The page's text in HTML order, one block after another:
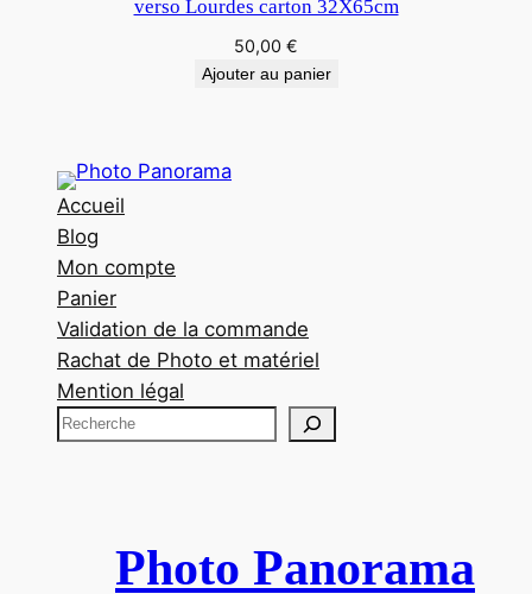
verso Lourdes carton 32X65cm
50,00 €
Ajouter au panier
Accueil
Blog
Mon compte
Panier
Validation de la commande
Rachat de Photo et matériel
Mention légal
R
Photo Panorama